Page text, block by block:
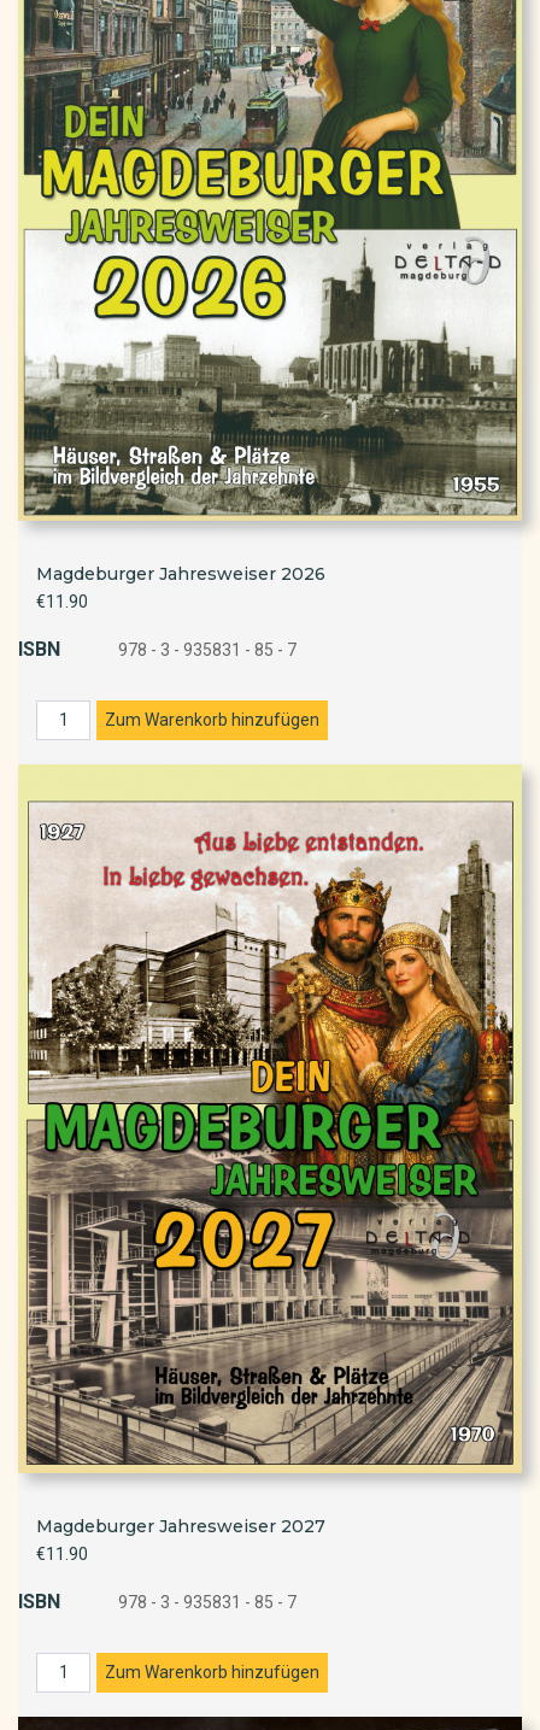
Magdeburger Jahresweiser 2026
€11.90
ISBN 978 - 3 - 935831 - 85 - 7
Magdeburger Jahresweiser 2027
€11.90
ISBN 978 - 3 - 935831 - 85 - 7